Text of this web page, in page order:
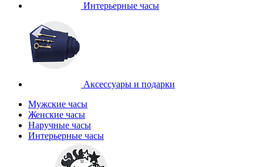
Интерьерные часы
Аксессуары и подарки
Мужские часы
Женские часы
Наручные часы
Интерьерные часы